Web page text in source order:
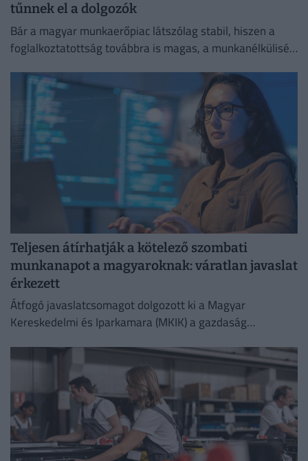
tűnnek el a dolgozók
Bár a magyar munkaerőpiac látszólag stabil, hiszen a
foglalkoztatottság továbbra is magas, a munkanélküliség
Teljesen átírhatják a kötelező szombati
munkanapot a magyaroknak: váratlan javaslat
érkezett
Átfogó javaslatcsomagot dolgozott ki a Magyar
Kereskedelmi és Iparkamara (MKIK) a gazdaság
kezelése érdekében.